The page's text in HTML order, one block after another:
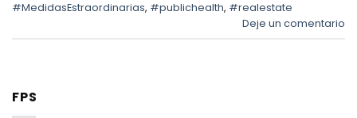
#MedidasEstraordinarias, #publichealth, #realestate
Deje un comentario
FPS